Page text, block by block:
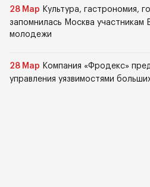
28 Мар Культура, гастрономия,
запомнилась Москва участникам
молодежи
28 Мар Компания «Фродекс»
управления уязвимостями